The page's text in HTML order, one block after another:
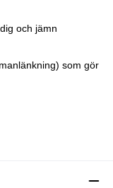
och jämn
som gör